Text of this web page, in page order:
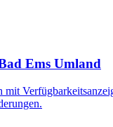
Ems Umland
mit